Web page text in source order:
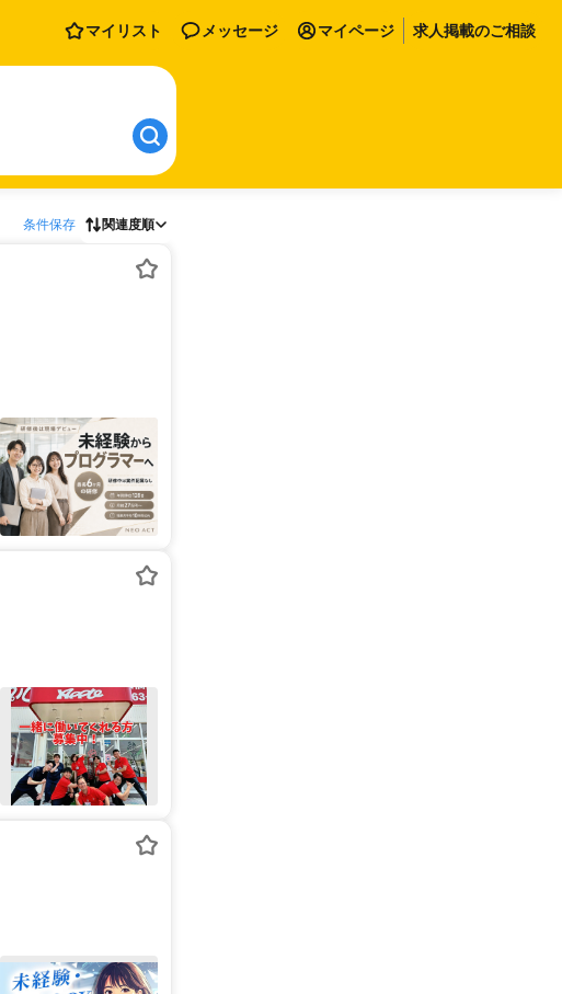
マイリスト メッセージ マイページ 求人掲載のご相談
条件保存 関連度順